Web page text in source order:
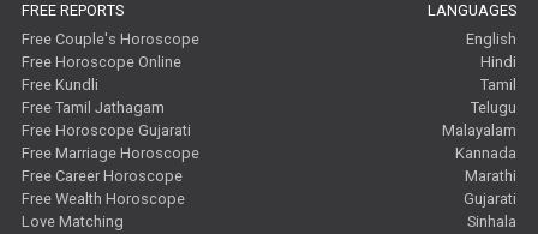
FREE REPORTS
Free Couple's Horoscope
Free Horoscope Online
Free Kundli
Free Tamil Jathagam
Free Horoscope Gujarati
Free Marriage Horoscope
Free Career Horoscope
Free Wealth Horoscope
Love Matching
LANGUAGES
English
Hindi
Tamil
Telugu
Malayalam
Kannada
Marathi
Gujarati
Sinhala